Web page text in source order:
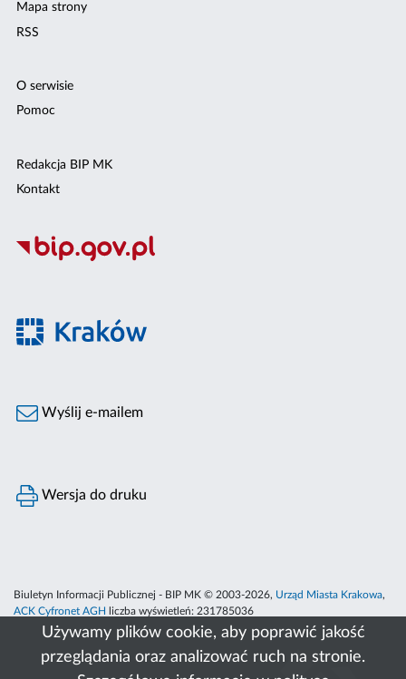
Używamy plików cookie, aby poprawić jakość
przeglądania oraz analizować ruch na stronie.
Mapa strony
RSS
O serwisie
Pomoc
Redakcja BIP MK
Kontakt
Wyślij e-mailem
Wersja do druku
Biuletyn Informacji Publicznej - BIP MK © 2003-2026, Urząd Miasta Krakowa,
ACK Cyfronet AGH
liczba wyświetleń: 231785036